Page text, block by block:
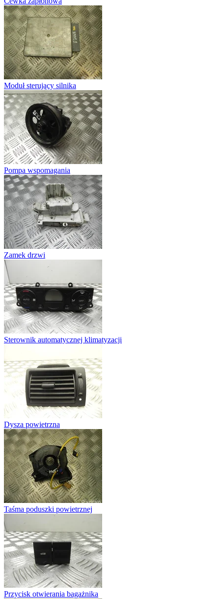
Moduł sterujący silnika
Pompa wspomagania
Zamek drzwi
Sterownik automatycznej klimatyzacji
Dysza powietrzna
Taśma poduszki powietrznej
Przycisk otwierania bagażnika